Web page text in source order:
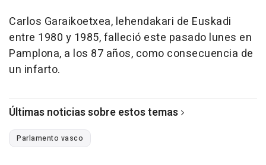
Carlos Garaikoetxea, lehendakari de Euskadi
entre 1980 y 1985, falleció este pasado lunes en
Pamplona, a los 87 años, como consecuencia de
un infarto.
Últimas noticias sobre estos temas
Parlamento vasco